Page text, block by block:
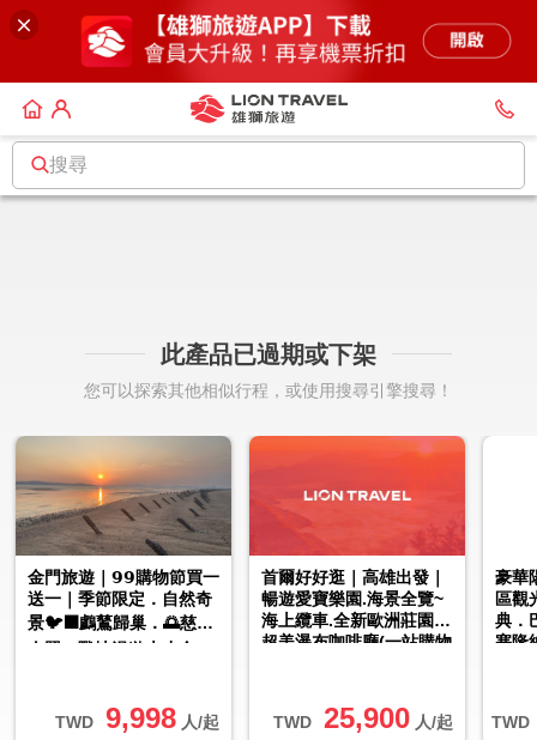
搜尋
此產品已過期或下架
您可以探索其他相似行程，或使用搜尋引擎搜尋！
TWD 9,998 人/起
金門旅遊｜𝟵𝟵購物節買一
送一｜季節限定．自然奇
景🐦‍⬛鸕鶿歸巢．🌅慈湖
夕照．戰地漫遊大小金3
TWD 25,900 人/起
首爾好好逛｜高雄出發｜
暢遊愛寶樂園.海景全覽~
海上纜車.全新歐洲莊園.
超美瀑布咖啡廳(一站購物
TWD
豪華
區觀
典．
塞隆